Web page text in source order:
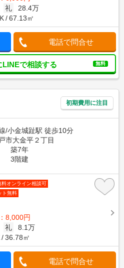
礼
28.4万
67.13㎡
電話で問合せ
LINEで相談する 無料
初期費用に注目
/小金城趾駅 徒歩10分
市大金平２丁目
築7年
3階建
料オンライン相談可
ト無料
8,000円
礼
8.1万
36.78㎡
電話で問合せ